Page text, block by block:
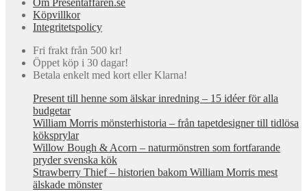
Köpvillkor
Integritetspolicy
Fri frakt från 500 kr!
Öppet köp i 30 dagar!
Betala enkelt med kort eller Klarna!
Present till henne som älskar inredning – 15 idéer för alla
budgetar
William Morris mönsterhistoria – från tapetdesigner till tidlösa
köksprylar
Willow Bough & Acorn – naturmönstren som fortfarande
pryder svenska kök
Strawberry Thief – historien bakom William Morris mest
älskade mönster